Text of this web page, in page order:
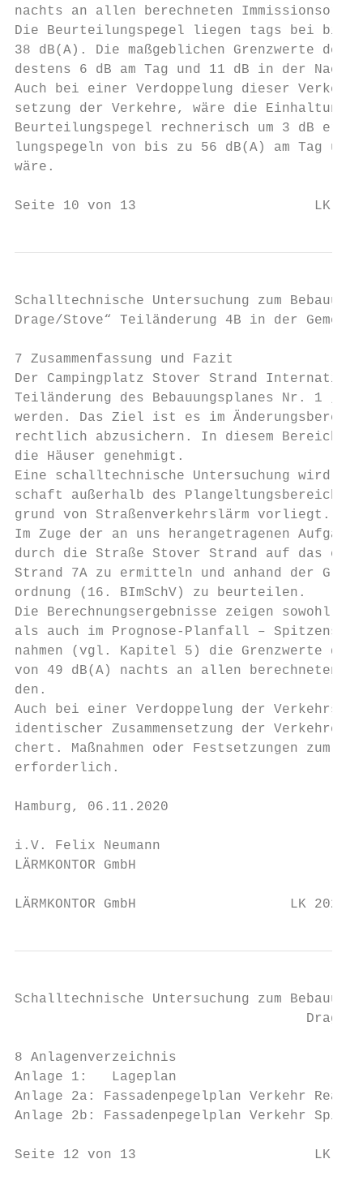
nachts an allen berechneten
Die Beurteilungspegel liegen tags bei bis
38 dB(A). Die maßgeblichen Grenzwerte der
destens 6 dB am Tag und 11 dB in der
Auch bei einer Verdoppelung dieser
setzung der Verkehre, wäre die
Beurteilungspegel rechnerisch um 3 dB
lungspegeln von bis zu 56 dB(A) am Tag
wäre.
Seite 10 von 13                      LK
Schalltechnische Untersuchung zum
Drage/Stove“ Teiländerung 4B in der
7 Zusammenfassung und Fazit
Der Campingplatz Stover Strand
Teiländerung des Bebauungsplanes Nr. 1
werden. Das Ziel ist es im Änderungsbereich
rechtlich abzusichern. In diesem Bereich
die Häuser genehmigt.
Eine schalltechnische Untersuchung wird
schaft außerhalb des Plangeltungsbereichs
grund von Straßenverkehrslärm vorliegt.
Im Zuge der an uns herangetragenen
durch die Straße Stover Strand auf das
Strand 7A zu ermitteln und anhand der
ordnung (16. BImSchV) zu beurteilen.
Die Berechnungsergebnisse zeigen sowohl
als auch im Prognose-Planfall –
nahmen (vgl. Kapitel 5) die Grenzwerte der
von 49 dB(A) nachts an allen berechneten
den.
Auch bei einer Verdoppelung der
identischer Zusammensetzung der Verkehre
chert. Maßnahmen oder Festsetzungen zum
erforderlich.
Hamburg, 06.11.2020
i.V. Felix Neumann                       i.A.
LÄRMKONTOR GmbH
LÄRMKONTOR GmbH                   LK
Schalltechnische Untersuchung zum
8 Anlagenverzeichnis
Anlage 1:   Lageplan
Anlage 2a: Fassadenpegelplan Verkehr
Anlage 2b: Fassadenpegelplan Verkehr
Seite 12 von 13                      LK